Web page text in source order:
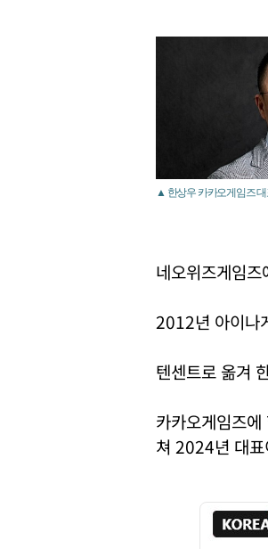
▲ 한상우 카카오게임즈
네오위즈게임
2012년 아이나
텐센트로 옮겨
카카오게임즈
쳐 2024년 대